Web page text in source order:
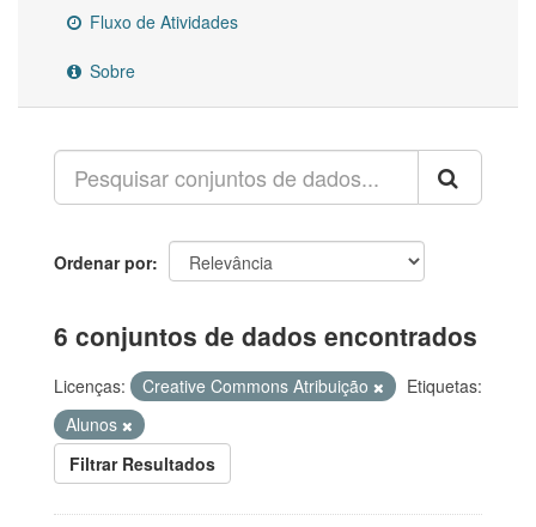
Fluxo de Atividades
Sobre
Ordenar por
6 conjuntos de dados encontrados
Licenças: Creative Commons Atribuição
Etiquetas:
Alunos
Filtrar Resultados